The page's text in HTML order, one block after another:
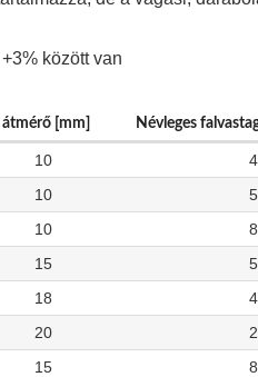
között van
átmérő [mm] Névleges
10
4
10
5
10
8
15
5
18
4
20
2
15
8